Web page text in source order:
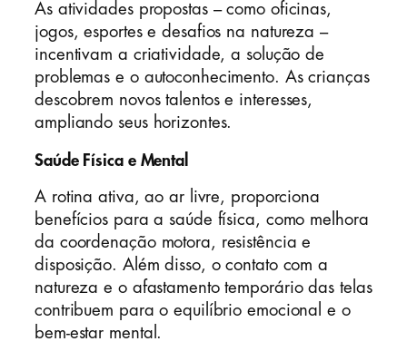
As atividades propostas – como oficinas,
jogos, esportes e desafios na natureza –
incentivam a criatividade, a solução de
problemas e o autoconhecimento. As crianças
descobrem novos talentos e interesses,
ampliando seus horizontes.
Saúde Física e Mental
A rotina ativa, ao ar livre, proporciona
benefícios para a saúde física, como melhora
da coordenação motora, resistência e
disposição. Além disso, o contato com a
natureza e o afastamento temporário das telas
contribuem para o equilíbrio emocional e o
bem-estar mental.